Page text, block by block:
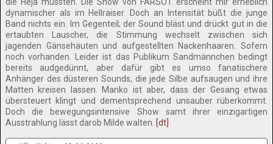
dynamischer als im Hellraiser. Doch an Intensität büßt die junge
Band nichts ein. Im Gegenteil; der Sound bläst und drückt gut in die
ertaubten Lauscher, die Stimmung wechselt zwischen sich
jagenden Gänsehäuten und aufgestellten Nackenhaaren. Sofern
noch vorhanden. Leider ist das Publikum Sandmännchen bedingt
bereits audgedünnt, aber dafür gibt es umso fanatischere
Anhänger des düsteren Sounds, die jede Silbe aufsaugen und ihre
Matten kreisen lassen. Manko ist aber, dass der Gesang etwas
übersteuert klingt und dementsprechend unsauber rüberkommt.
Doch die bewegungsintensive Show samt ihrer einzigartigen
Ausstrahlung lässt darob Milde walten. [dt]